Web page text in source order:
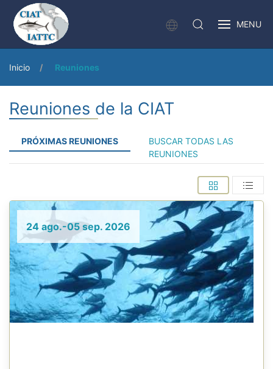
MENU
Inicio Reuniones
Reuniones de la CIAT
PRÓXIMAS REUNIONES
BUSCAR TODAS LAS
REUNIONES
24 ago.-05 sep. 2026